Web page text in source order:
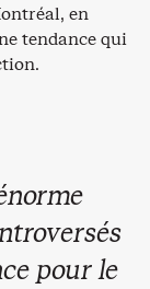
en
tendance qui
pour le